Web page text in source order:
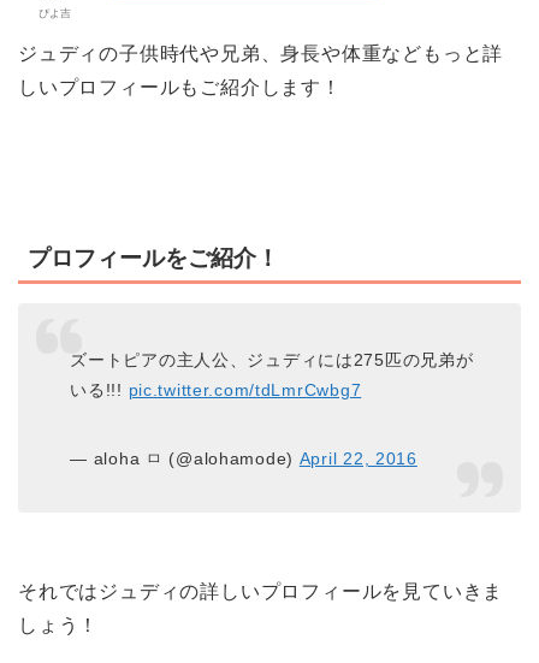
ぴよ吉
ジュディの子供時代や兄弟、身長や体重などもっと詳
しいプロフィールもご紹介します！
プロフィールをご紹介！
ズートピアの主人公、ジュディには275匹の兄弟が
いる!!! pic.twitter.com/tdLmrCwbg7
— aloha ㅁ (@alohamode) April 22, 2016
それではジュディの詳しいプロフィールを見ていきま
しょう！